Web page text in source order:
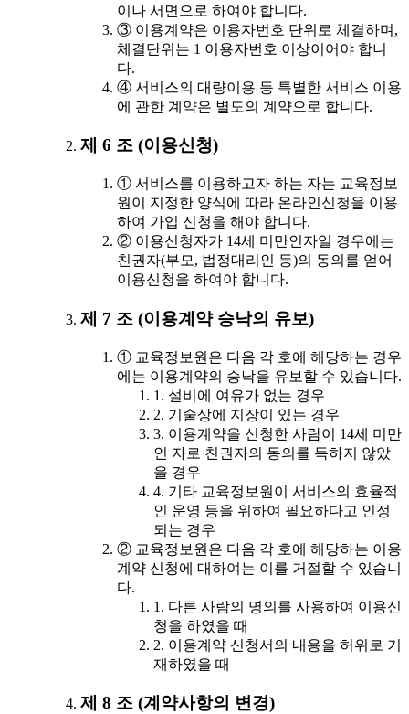
이나 서면으로 하여야 합니다.
③ 이용계약은 이용자번호 단위로 체결하며,
체결단위는 1 이용자번호 이상이어야 합니
다.
④ 서비스의 대량이용 등 특별한 서비스 이용
에 관한 계약은 별도의 계약으로 합니다.
제 6 조 (이용신청)
① 서비스를 이용하고자 하는 자는 교육정보
원이 지정한 양식에 따라 온라인신청을 이용
하여 가입 신청을 해야 합니다.
② 이용신청자가 14세 미만인자일 경우에는
친권자(부모, 법정대리인 등)의 동의를 얻어
이용신청을 하여야 합니다.
제 7 조 (이용계약 승낙의 유보)
① 교육정보원은 다음 각 호에 해당하는 경우
에는 이용계약의 승낙을 유보할 수 있습니다.
1. 설비에 여유가 없는 경우
2. 기술상에 지장이 있는 경우
3. 이용계약을 신청한 사람이 14세 미만
인 자로 친권자의 동의를 득하지 않았
을 경우
4. 기타 교육정보원이 서비스의 효율적
인 운영 등을 위하여 필요하다고 인정
되는 경우
② 교육정보원은 다음 각 호에 해당하는 이용
계약 신청에 대하여는 이를 거절할 수 있습니
다.
1. 다른 사람의 명의를 사용하여 이용신
청을 하였을 때
2. 이용계약 신청서의 내용을 허위로 기
재하였을 때
제 8 조 (계약사항의 변경)